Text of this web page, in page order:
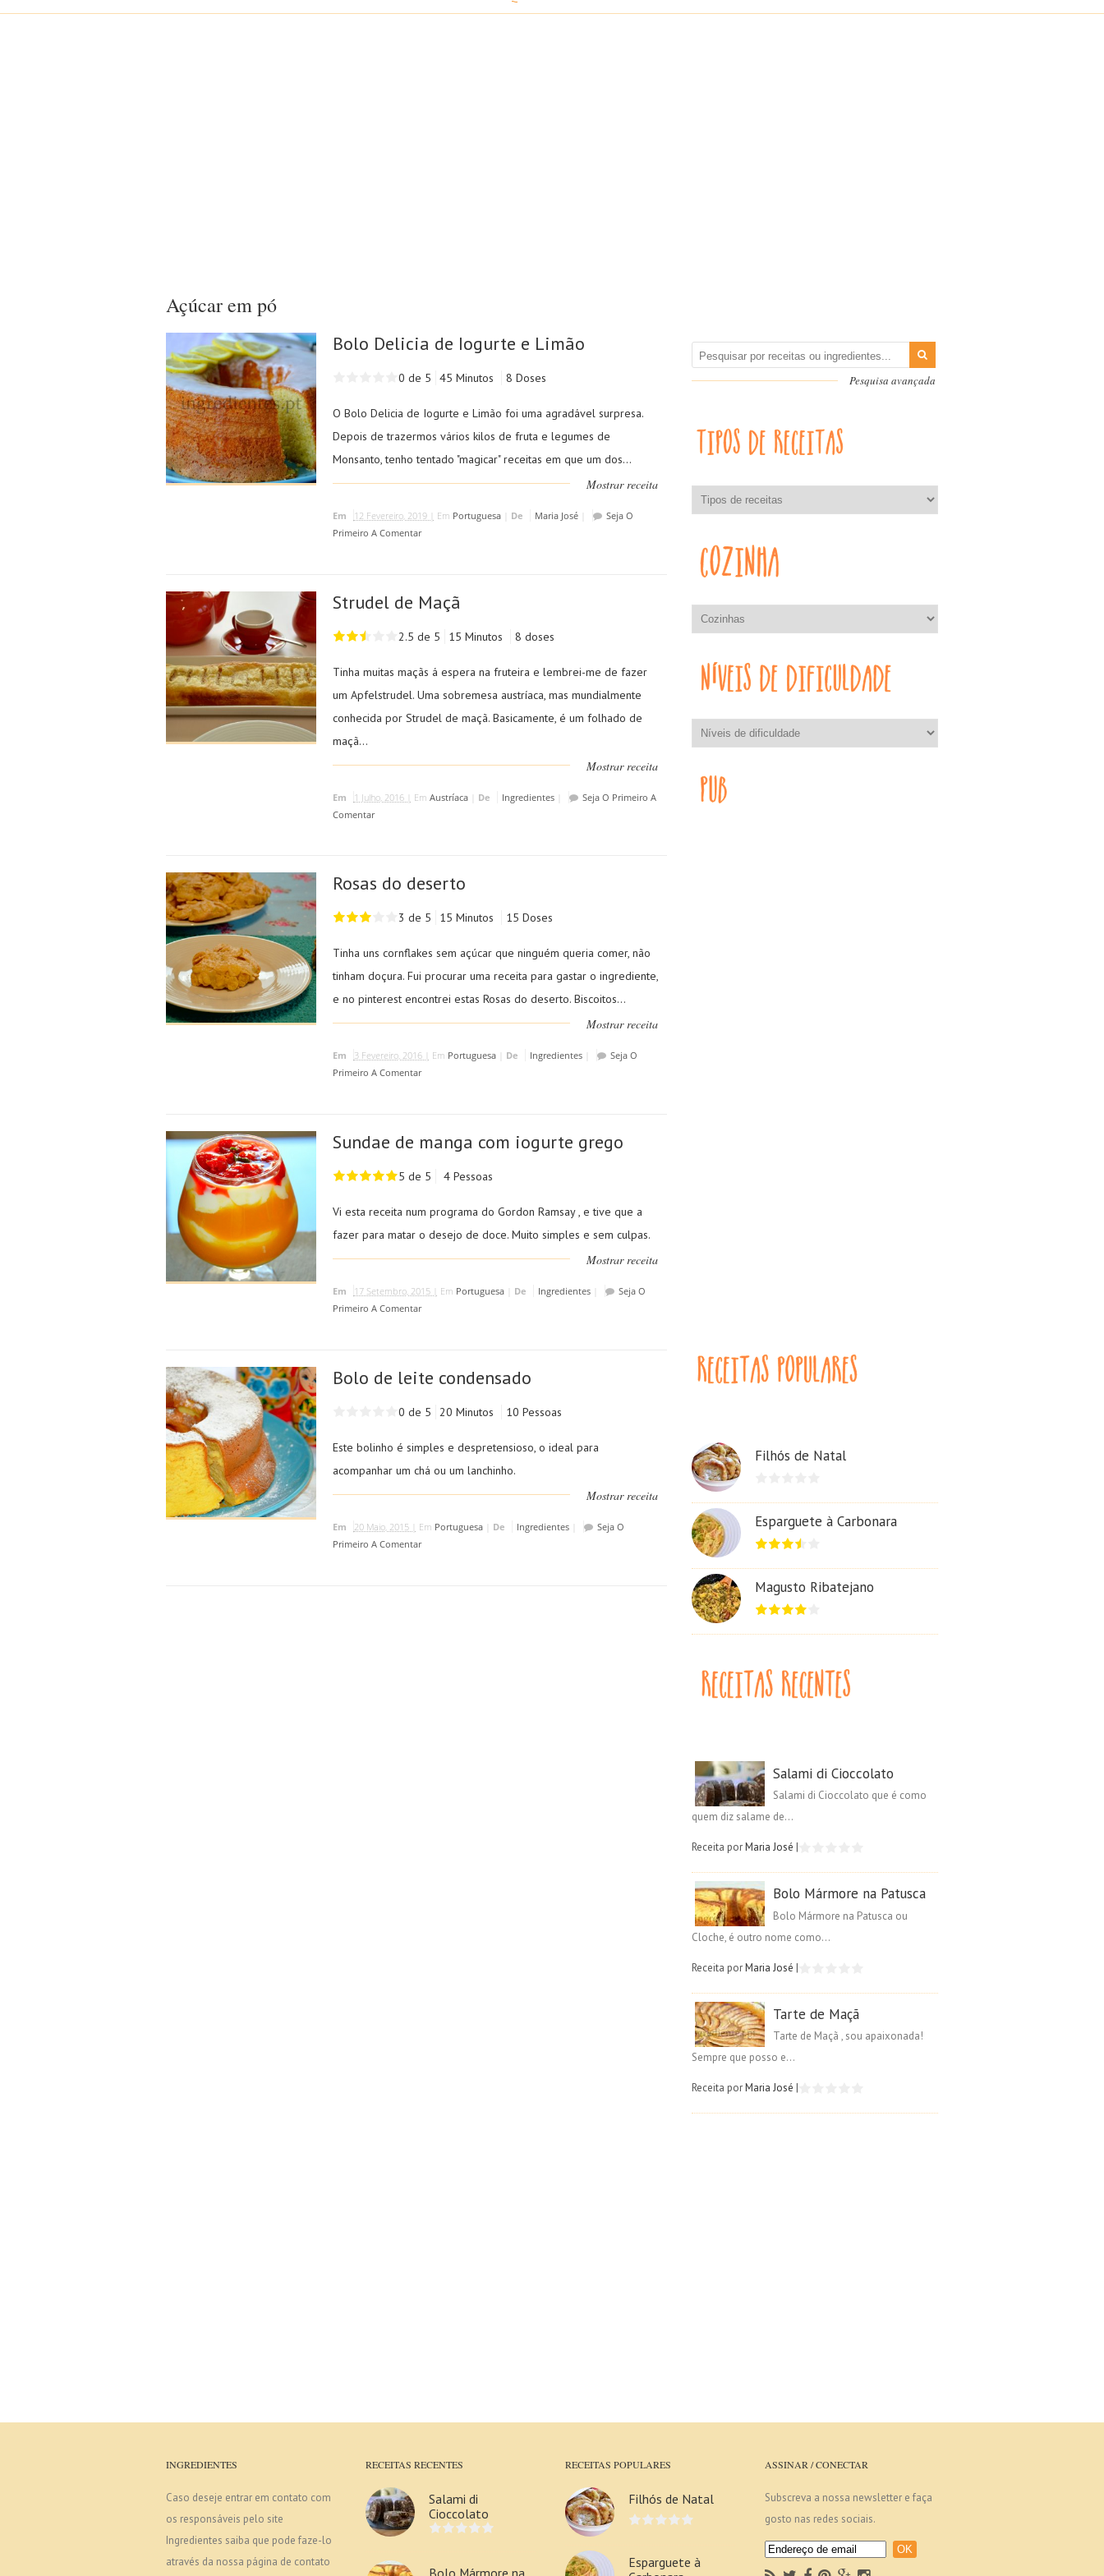
Açúcar em pó
Bolo Delicia de Iogurte e Limão
0 de 5 45 Minutos 8 Doses
O Bolo Delicia de Iogurte e Limão foi uma agradável surpresa.
Depois de trazermos vários kilos de fruta e legumes de
Monsanto, tenho tentado "magicar" receitas em que um dos...
Mostrar receita
Em 12 Fevereiro, 2019 | Em Portuguesa| De Maria José|
Seja O
Primeiro A Comentar
Strudel de Maçã
2.5 de 5 15 Minutos 8 doses
Tinha muitas maçãs á espera na fruteira e lembrei-me de fazer
um Apfelstrudel. Uma sobremesa austríaca, mas mundialmente
conhecida por Strudel de maçã. Basicamente, é um folhado de
maçã...
Mostrar receita
Em 1 Julho, 2016 | Em Austríaca| De Ingredientes|
Seja O Primeiro A
Comentar
Rosas do deserto
3 de 5 15 Minutos 15 Doses
Tinha uns cornflakes sem açúcar que ninguém queria comer, não
tinham doçura. Fui procurar uma receita para gastar o ingrediente,
e no pinterest encontrei estas Rosas do deserto. Biscoitos...
Mostrar receita
Em 3 Fevereiro, 2016 | Em Portuguesa| De Ingredientes|
Seja O
Primeiro A Comentar
Sundae de manga com iogurte grego
5 de 5 4 Pessoas
Vi esta receita num programa do Gordon Ramsay , e tive que a
fazer para matar o desejo de doce. Muito simples e sem culpas.
Mostrar receita
Em 17 Setembro, 2015 | Em Portuguesa| De Ingredientes|
Seja O
Primeiro A Comentar
Bolo de leite condensado
0 de 5 20 Minutos 10 Pessoas
Este bolinho é simples e despretensioso, o ideal para
acompanhar um chá ou um lanchinho.
Mostrar receita
Em 20 Maio, 2015 | Em Portuguesa| De Ingredientes|
Seja O
Primeiro A Comentar
Pesquisa avançada
Filhós de Natal
Esparguete à Carbonara
Magusto Ribatejano
Salami di Cioccolato
Salami di Cioccolato que é como
quem diz salame de...
Receita porMaria José |
Bolo Mármore na Patusca
Bolo Mármore na Patusca ou
Cloche, é outro nome como...
Receita porMaria José |
Tarte de Maçã
Tarte de Maçã , sou apaixonada!
Sempre que posso e...
Receita porMaria José |
INGREDIENTES
Caso deseje entrar em contato com
os responsáveis pelo site
Ingredientes saiba que pode faze-lo
através da nossa página de contato
RECEITAS RECENTES
Salami di
Cioccolato
Bolo Mármore na
RECEITAS POPULARES
Filhós de Natal
Esparguete à
ASSINAR / CONECTAR
Subscreva a nossa newsletter e faça
gosto nas redes sociais.